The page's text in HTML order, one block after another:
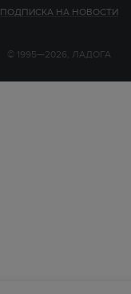
ПОДПИСКА НА НОВОСТИ
© 1995—2026, ЛАДОГА